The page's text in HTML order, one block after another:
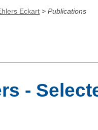
Eckart > Publications
-